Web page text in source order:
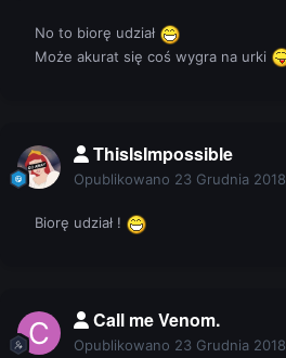
No to biorę udział
Może akurat się coś wygra na urki
ThisIsImpossible
Opublikowano 23 Grudnia 2018
Biorę udział !
Call me Venom.
Opublikowano 23 Grudnia 2018